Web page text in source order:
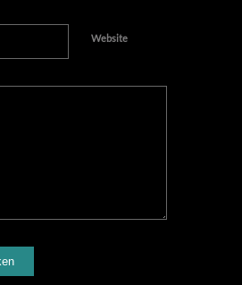
Website